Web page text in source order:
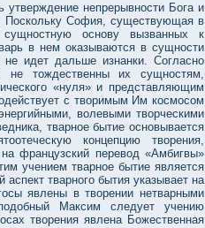
утверждение непрерывности Бога и
Поскольку София, существующая в
основу вызванных к
в нем оказываются в сущности
идет дальше изнанки. Согласно
не тождественны их сущностям,
«нуля» и представляющим
с творимым Им космосом
волевыми творческими
тварное бытие основывается
концепцию творения,
французский перевод «Амбигвы»
учением тварное бытие является
тварного бытия указывает на
явлены в творении нетварными
Максим следует учению
творения явлена Божественная